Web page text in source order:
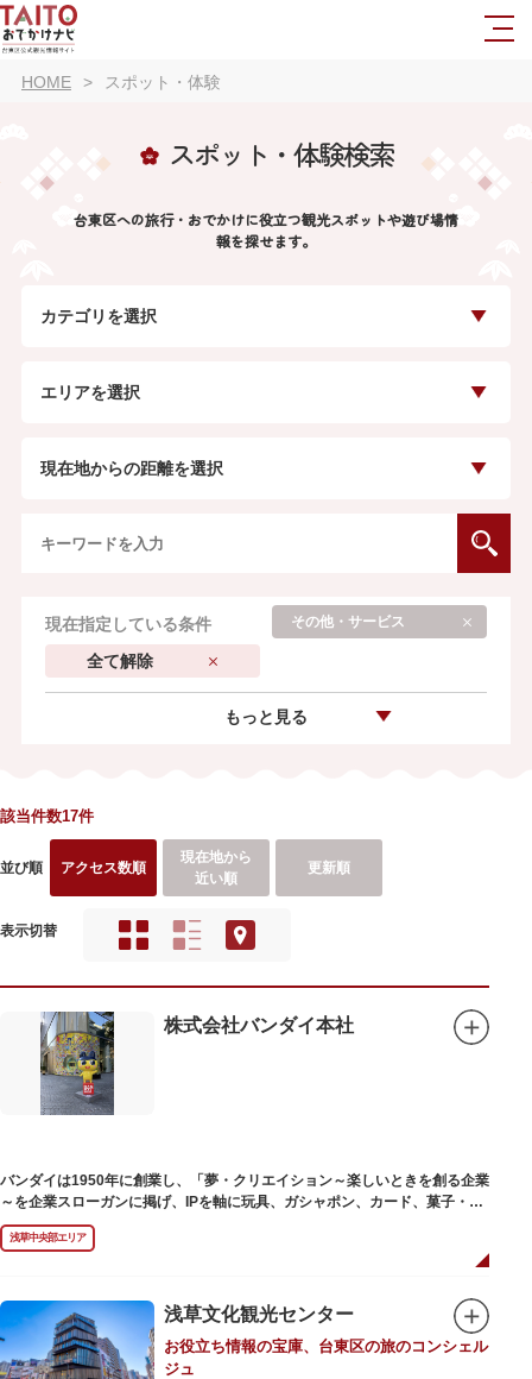
HOME スポット・体験
スポット・体験検索
台東区への旅行・おでかけに役立つ観光スポットや遊び場情
報を探せます。
カテゴリを選択
エリアを選択
現在地からの距離を選択
現在指定している条件 その他・サービス
全て解除
もっと見る
該当件数17件
並び順 アクセス数順
現在地から
近い順
更新順
表示切替
株式会社バンダイ本社
バンダイは1950年に創業し、「夢・クリエイション～楽しいときを創る企業
～を企業スローガンに掲げ、IPを軸に玩具、ガシャポン、カード、菓子・食
品・食玩、アパレル、日用雑貨など、お客さまの身近で楽しんでいただける
エンターテインメントをお届けしています。
浅草中央部エリア
浅草文化観光センター
お役立ち情報の宝庫、台東区の旅のコンシェル
ジュ